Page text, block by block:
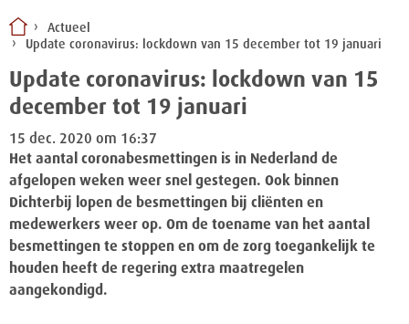
Actueel
Update coronavirus: lockdown van 15 december tot 19 januari
Update coronavirus: lockdown van 15
december tot 19 januari
15 dec. 2020 om 16:37
Het aantal coronabesmettingen is in Nederland de
afgelopen weken weer snel gestegen. Ook binnen
Dichterbij lopen de besmettingen bij cliënten en
medewerkers weer op. Om de toename van het aantal
besmettingen te stoppen en om de zorg toegankelijk te
houden heeft de regering extra maatregelen
aangekondigd.
Vrije dagbestedingsplekken